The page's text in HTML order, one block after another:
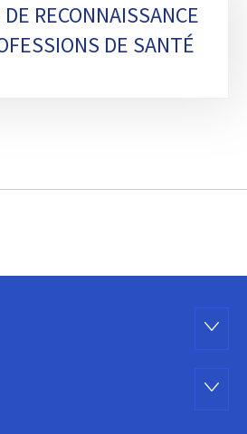
RECONNAISSANCE
DE SANTÉ